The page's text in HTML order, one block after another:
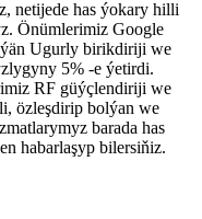
netijede has ýokary hilli
Önümlerimiz Google
Ugurly birikdiriji we
5% -e ýetirdi.
RF güýçlendiriji we
özleşdirip bolýan we
barada has
habarlaşyp bilersiňiz.